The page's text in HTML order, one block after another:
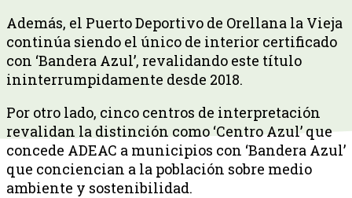
Además, el Puerto Deportivo de Orellana la Vieja
continúa siendo el único de interior certificado
con ‘Bandera Azul’, revalidando este título
ininterrumpidamente desde 2018.
Por otro lado, cinco centros de interpretación
revalidan la distinción como ‘Centro Azul’ que
concede ADEAC a municipios con ‘Bandera Azul’
que conciencian a la población sobre medio
ambiente y sostenibilidad.